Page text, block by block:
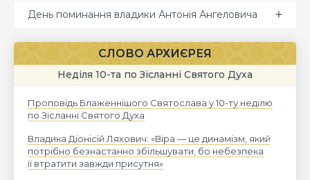
День поминання владики Антонія Ангеловича
СЛОВО АРХИЄРЕЯ
Неділя 10-та по Зісланні Святого Духа
Проповідь Блаженнішого Святослава у 10-ту неділю
по Зісланні Святого Духа
Владика Діонісій Ляхович: «Віра — це динамізм, який
потрібно безнастанно збільшувати, бо небезпека
її втратити завжди присутня»